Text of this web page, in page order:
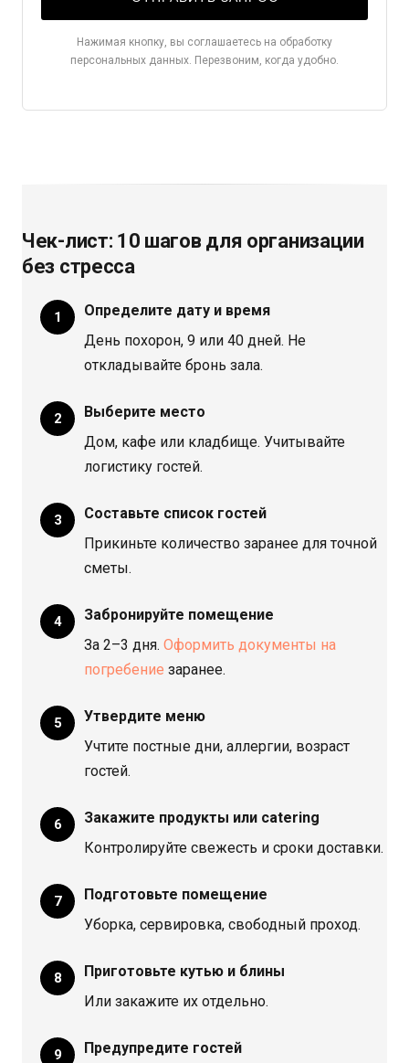
Нажимая кнопку, вы соглашаетесь на обработку
персональных данных. Перезвоним, когда удобно.
Чек-лист: 10 шагов для организации
без стресса
Определите дату и время
День похорон, 9 или 40 дней. Не
откладывайте бронь зала.
Выберите место
Дом, кафе или кладбище. Учитывайте
логистику гостей.
Составьте список гостей
Прикиньте количество заранее для точной
сметы.
Забронируйте помещение
За 2–3 дня. Оформить документы на
погребение заранее.
Утвердите меню
Учтите постные дни, аллергии, возраст
гостей.
Закажите продукты или catering
Контролируйте свежесть и сроки доставки.
Подготовьте помещение
Уборка, сервировка, свободный проход.
Приготовьте кутью и блины
Или закажите их отдельно.
Предупредите гостей